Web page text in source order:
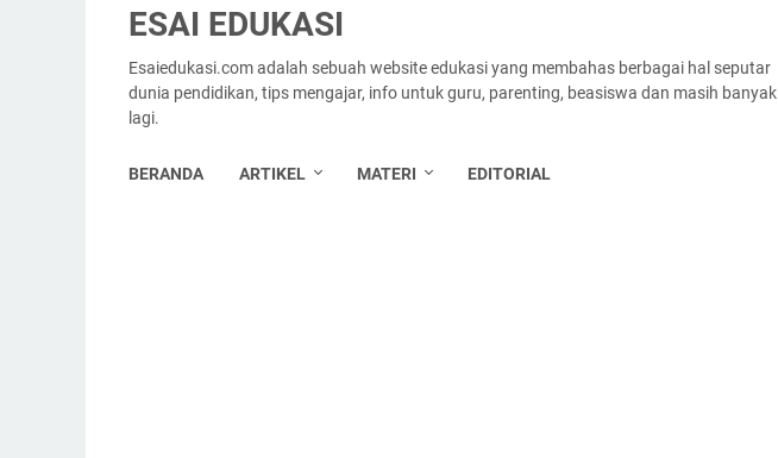
ESAI EDUKASI
Esaiedukasi.com adalah sebuah website edukasi yang membahas berbagai hal seputar
dunia pendidikan, tips mengajar, info untuk guru, parenting, beasiswa dan masih banyak
lagi.
BERANDA ARTIKEL MATERI EDITORIAL